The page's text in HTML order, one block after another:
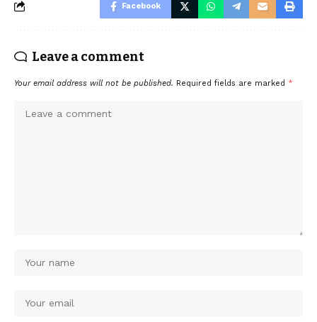
Facebook
Leave a comment
Your email address will not be published. Required fields are marked *